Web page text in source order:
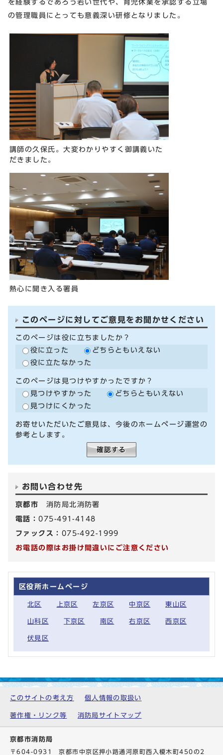
を経験するであろう若い世代や、育児休業を承認する立場
の管理職員にとっても意義深い研修となりました。
講師の久保氏。大変わかりやすく御講義いた
だきました。
熱心に聞き入る署員
このページに対してご意見をお聞かせください
このページは役に立ちましたか？
役に立った
どちらともいえない
役に立たなかった
このページは見つけやすかったですか？
見つけやすかった
どちらともいえない
見つけにくかった
お寄せいただいたご意見は、今後のホームページ運営の
参考とします。
お問い合わせ先
京都市 消防局北消防署
電話：075-491-4148
ファックス： 075-492-1999
お電話の際はお掛け間違いにご注意ください
区役所ホームページ
北区 上京区 左京区 中京区 東山区
山科区 下京区 南区 右京区 西京区
伏見区
このサイトの考え方 個人情報の取扱い
著作権・リンク等 消防局サイトマップ
京都市消防局
〒604-0931 京都市中京区押小路通河原町西入榎木町450の2